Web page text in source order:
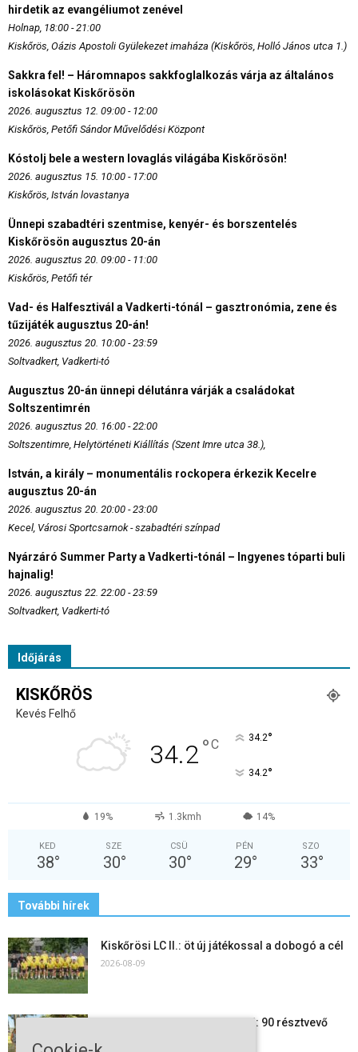
hirdetik az evangéliumot zenével
Holnap, 18:00 - 21:00
Kiskőrös, Oázis Apostoli Gyülekezet imaháza (Kiskőrös, Holló János utca 1.)
Sakkra fel! – Háromnapos sakkfoglalkozás várja az általános
iskolásokat Kiskőrösön
2026. augusztus 12. 09:00 - 12:00
Kiskőrös, Petőfi Sándor Művelődési Központ
Kóstolj bele a western lovaglás világába Kiskőrösön!
2026. augusztus 15. 10:00 - 17:00
Kiskőrös, István lovastanya
Ünnepi szabadtéri szentmise, kenyér- és borszentelés
Kiskőrösön augusztus 20-án
2026. augusztus 20. 09:00 - 11:00
Kiskőrös, Petőfi tér
Vad- és Halfesztivál a Vadkerti-tónál – gasztronómia, zene és
tűzijáték augusztus 20-án!
2026. augusztus 20. 10:00 - 23:59
Soltvadkert, Vadkerti-tó
Augusztus 20-án ünnepi délutánra várják a családokat
Soltszentimrén
2026. augusztus 20. 16:00 - 22:00
Soltszentimre, Helytörténeti Kiállítás (Szent Imre utca 38.),
István, a király – monumentális rockopera érkezik Kecelre
augusztus 20-án
2026. augusztus 20. 20:00 - 23:00
Kecel, Városi Sportcsarnok - szabadtéri színpad
Nyárzáró Summer Party a Vadkerti-tónál – Ingyenes tóparti buli
hajnalig!
2026. augusztus 22. 22:00 - 23:59
Soltvadkert, Vadkerti-tó
Időjárás
KISKŐRÖS
Kevés Felhő
34.2°C 34.2°
34.2°
19% 1.3kmh 14%
KED
38°
SZE
30°
CSÜ
30°
PÉN
29°
SZO
33°
További hírek
Kiskőrösi LC II.: öt új játékossal a dobogó a cél
2026-08-09
24 órás futás a Vadkerti-tónál: 90 résztvevő